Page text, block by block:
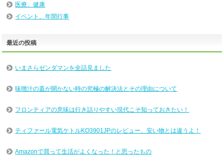
医療、健康
イベント、年間行事
最近の投稿
いまさらゼンダマンを全話見ました
味噌汁の蓋が開かない時の究極の解決法とその理由について
フロンティアの意味は行き詰りやすい現代こそ知っておきたい！
ティファール電気ケトルKO3901JPのレビュー、安い物とは違うよ！
Amazonで買って生活がよくなった！と思ったもの